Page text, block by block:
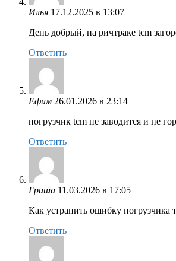
Илья 17.12.2025 в 13:07
День добрый, на ричтраке tcm
Ответить
Ефим 26.01.2026 в 23:14
погрузчик tcm не заводится и не
Ответить
Гриша 11.03.2026 в 17:05
Как устранить ошибку погрузчика
Ответить